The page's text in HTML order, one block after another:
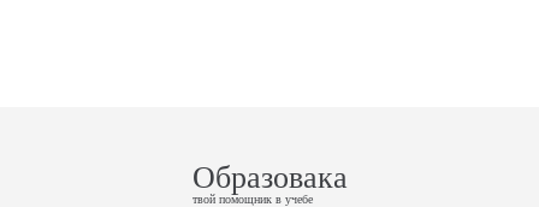
Образовака
твой помощник в учебе